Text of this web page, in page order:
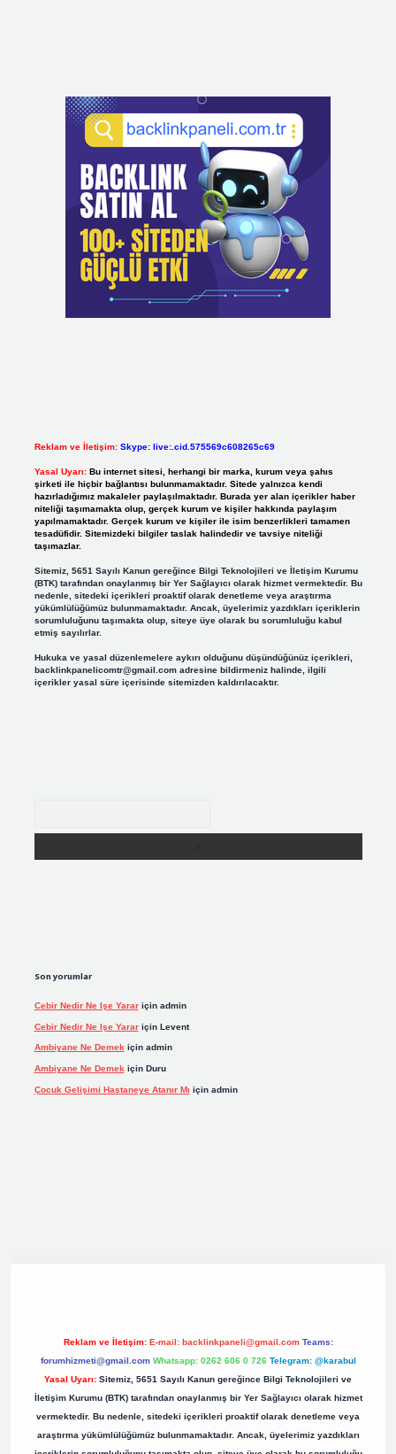
Reklam ve İletişim: Skype: live:.cid.575569c608265c69
Yasal Uyarı: Bu internet sitesi, herhangi bir marka, kurum veya şahıs
şirketi ile hiçbir bağlantısı bulunmamaktadır. Sitede yalnızca kendi
hazırladığımız makaleler paylaşılmaktadır. Burada yer alan içerikler haber
niteliği taşımamakta olup, gerçek kurum ve kişiler hakkında paylaşım
yapılmamaktadır. Gerçek kurum ve kişiler ile isim benzerlikleri tamamen
tesadüfidir. Sitemizdeki bilgiler taslak halindedir ve tavsiye niteliği
taşımazlar.
Sitemiz, 5651 Sayılı Kanun gereğince Bilgi Teknolojileri ve İletişim Kurumu
(BTK) tarafından onaylanmış bir Yer Sağlayıcı olarak hizmet vermektedir. Bu
nedenle, sitedeki içerikleri proaktif olarak denetleme veya araştırma
yükümlülüğümüz bulunmamaktadır. Ancak, üyelerimiz yazdıkları içeriklerin
sorumluluğunu taşımakta olup, siteye üye olarak bu sorumluluğu kabul
etmiş sayılırlar.
Hukuka ve yasal düzenlemelere aykırı olduğunu düşündüğünüz içerikleri,
backlinkpanelicomtr@gmail.comadresine bildirmeniz halinde, ilgili
içerikler yasal süre içerisinde sitemizden kaldırılacaktır.
Son yorumlar
Cebir Nedir Ne Işe Yarariçin admin
Cebir Nedir Ne Işe Yarariçin Levent
Ambiyane Ne Demekiçin admin
Ambiyane Ne Demek için Duru
Çocuk Gelişimi Hastaneye Atanır Mı için admin
Reklam ve İletişim: E-mail: backlinkpaneli@gmail.com Teams:
forumhizmeti@gmail.com Whatsapp: 0262 606 0 726 Telegram: @karabul
Yasal Uyarı: Sitemiz, 5651 Sayılı Kanun gereğince Bilgi Teknolojileri ve
İletişim Kurumu (BTK) tarafından onaylanmış bir Yer Sağlayıcı olarak hizmet
vermektedir. Bu nedenle, sitedeki içerikleri proaktif olarak denetleme veya
araştırma yükümlülüğümüz bulunmamaktadır. Ancak, üyelerimiz yazdıkları